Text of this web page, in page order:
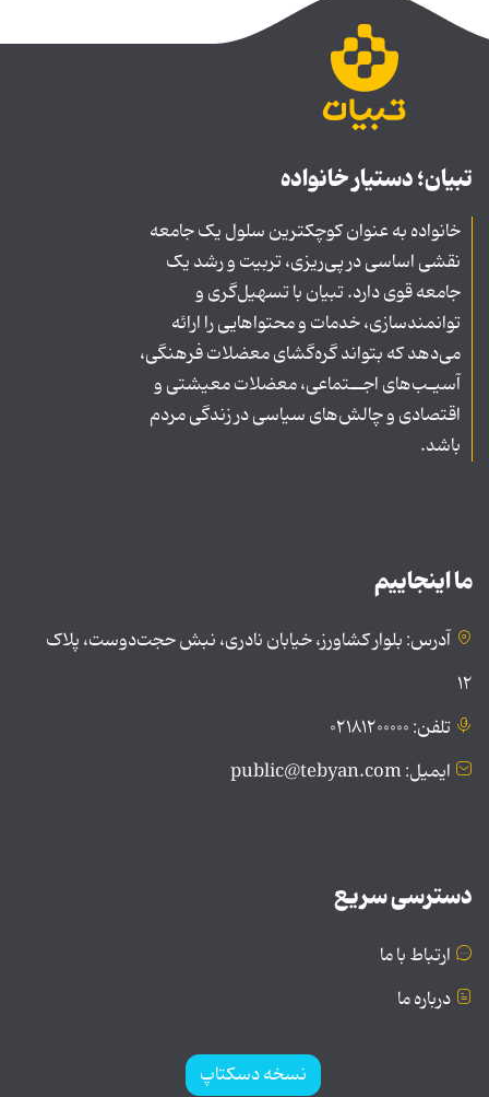
تبیان؛ دستیار خانواده
خانواده به عنوان کوچکترین سلول یک جامعه
نقشی اساسی در پی‌ریزی، تربیت و رشد یک
جامعه قوی دارد. تبیان با تسهیل‌گری و
توانمندسازی، خدمات و محتواهایی را ارائه
می‌دهد که بتواند گره‌گشای معضلات فرهنگی،
آسیـب‌های اجــتماعی، معضلات معیشتی و
اقتصادی و چالش‌های سیاسی در زندگی مردم
باشد.
ما اینجاییم
آدرس: بلوار کشاورز، خیابان نادری، نبش حجت‌دوست، پلاک
۱۲
تلفن: ۰۲۱۸۱۲۰۰۰۰۰
ایمیل: public@tebyan.com
دسترسی سریع
ارتباط با ما
درباره ما
نسخه دسکتاپ